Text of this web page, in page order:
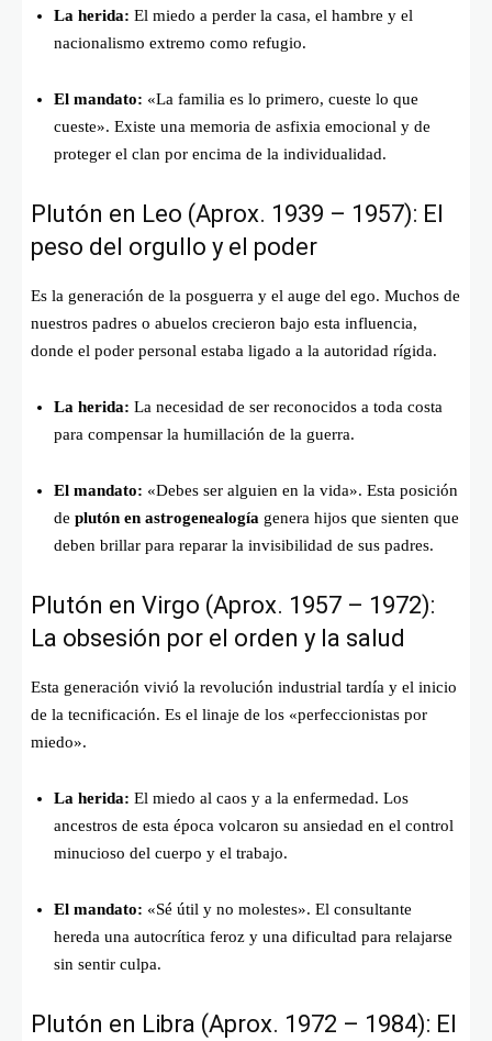
La herida: El miedo a perder la casa, el hambre y el
nacionalismo extremo como refugio.
El mandato: «La familia es lo primero, cueste lo que
cueste». Existe una memoria de asfixia emocional y de
proteger el clan por encima de la individualidad.
Plutón en Leo (Aprox. 1939 – 1957): El
peso del orgullo y el poder
Es la generación de la posguerra y el auge del ego. Muchos de
nuestros padres o abuelos crecieron bajo esta influencia,
donde el poder personal estaba ligado a la autoridad rígida.
La herida: La necesidad de ser reconocidos a toda costa
para compensar la humillación de la guerra.
El mandato: «Debes ser alguien en la vida». Esta posición
de plutón en astrogenealogía genera hijos que sienten que
deben brillar para reparar la invisibilidad de sus padres.
Plutón en Virgo (Aprox. 1957 – 1972):
La obsesión por el orden y la salud
Esta generación vivió la revolución industrial tardía y el inicio
de la tecnificación. Es el linaje de los «perfeccionistas por
miedo».
La herida: El miedo al caos y a la enfermedad. Los
ancestros de esta época volcaron su ansiedad en el control
minucioso del cuerpo y el trabajo.
El mandato: «Sé útil y no molestes». El consultante
hereda una autocrítica feroz y una dificultad para relajarse
sin sentir culpa.
Plutón en Libra (Aprox. 1972 – 1984): El